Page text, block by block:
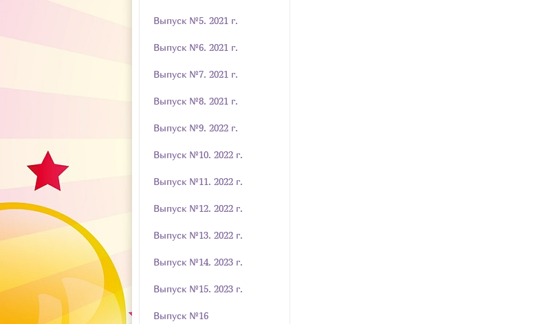
Выпуск №5. 2021 г.
Выпуск №6. 2021 г.
Выпуск №7. 2021 г.
Выпуск №8. 2021 г.
Выпуск №9. 2022 г.
Выпуск №10. 2022 г.
Выпуск №11. 2022 г.
Выпуск №12. 2022 г.
Выпуск №13. 2022 г.
Выпуск №14. 2023 г.
Выпуск №15. 2023 г.
Выпуск №16